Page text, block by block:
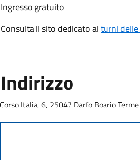
Ingresso gratuito
Consulta il sito dedicato aiturni
Indirizzo
Corso Italia, 6, 25047 Darfo Boario